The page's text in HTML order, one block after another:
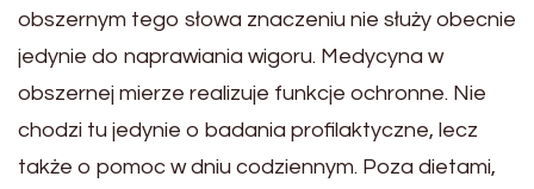
obszernym tego słowa znaczeniu nie służy obecnie
jedynie do naprawiania wigoru. Medycyna w
obszernej mierze realizuje funkcje ochronne. Nie
chodzi tu jedynie o badania profilaktyczne, lecz
także o pomoc w dniu codziennym. Poza dietami,